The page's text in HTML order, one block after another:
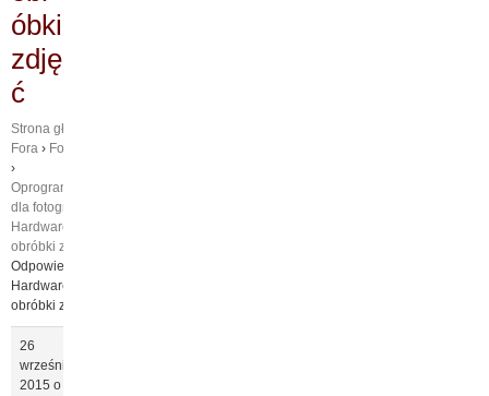
óbki
zdję
ć
Strona główna
Fora › Fotografia
›
Oprogramowanie
dla fotografa
Hardware do
obróbki zdjęć
Odpowiedz na:
Hardware do
obróbki zdjęć
26
września
2015 o